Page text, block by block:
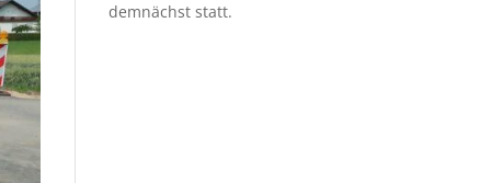
demnächst statt.